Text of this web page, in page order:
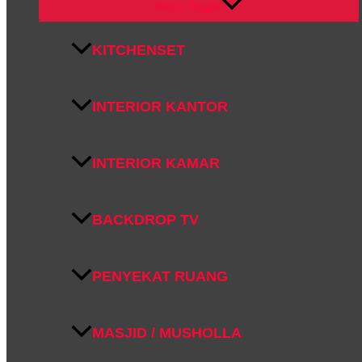
Menu Toggle
KITCHENSET
INTERIOR KANTOR
INTERIOR KAMAR
BACKDROP TV
PENYEKAT RUANG
MASJID / MUSHOLLA